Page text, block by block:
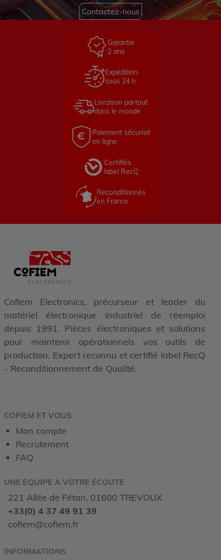
Contactez-nous
Garantie
2 ans
Expédition
sous 24 h
Livraison partout
dans le monde
Paiement sécurisé
en ligne
Certifiés
label RecQ
Reconditionnés
en France
Cofiem Electronics, précurseur et leader du
matériel électronique industriel de réemploi
depuis 1991. Pièces électroniques et solutions
pour maintenir opérationnels vos outils de
production. Expert reconnu et certifié label RecQ
- Reconditionnement de Qualité.
COFIEM ET VOUS
Mon compte
Recrutement
FAQ
UNE ÉQUIPE À VOTRE ÉCOUTE
221 Allée de Fétan, 01600 TREVOUX
+33(0) 4 37 49 91 39
cofiem@cofiem.fr
INFORMATIONS